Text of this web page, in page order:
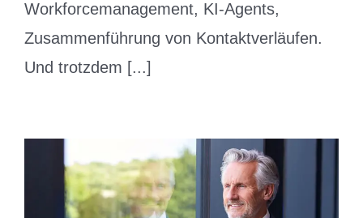
Workforcemanagement, KI-Agents,
Zusammenführung von Kontaktverläufen.
Und trotzdem [...]